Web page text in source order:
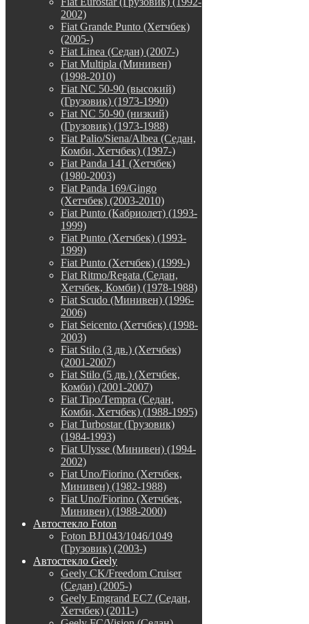
2002)
Fiat Grande Punto (Хетчбек)
(2005-)
Fiat Linea (Седан) (2007-)
Fiat Multipla (Минивен)
(1998-2010)
Fiat NC 50-90 (высокий)
(Грузовик) (1973-1990)
Fiat NC 50-90 (низкий)
(Грузовик) (1973-1988)
Fiat Palio/Siena/Albea (Седан,
Комби, Хетчбек) (1997-)
Fiat Panda 141 (Хетчбек)
(1980-2003)
Fiat Panda 169/Gingo
(Хетчбек) (2003-2010)
Fiat Punto (Кабриолет) (1993-
1999)
Fiat Punto (Хетчбек) (1993-
1999)
Fiat Punto (Хетчбек) (1999-)
Fiat Ritmo/Regata (Седан,
Хетчбек, Комби) (1978-1988)
Fiat Scudo (Минивен) (1996-
2006)
Fiat Seicento (Хетчбек) (1998-
2003)
Fiat Stilo (3 дв.) (Хетчбек)
(2001-2007)
Fiat Stilo (5 дв.) (Хетчбек,
Комби) (2001-2007)
Fiat Tipo/Tempra (Седан,
Комби, Хетчбек) (1988-1995)
Fiat Turbostar (Грузовик)
(1984-1993)
Fiat Ulysse (Минивен) (1994-
2002)
Fiat Uno/Fiorino (Хетчбек,
Минивен) (1982-1988)
Fiat Uno/Fiorino (Хетчбек,
Минивен) (1988-2000)
Автостекло Foton
Foton BJ1043/1046/1049
(Грузовик) (2003-)
Автостекло Geely
Geely CK/Freedom Cruiser
(Седан) (2005-)
Geely Emgrand EC7 (Седан,
Хетчбек) (2011-)